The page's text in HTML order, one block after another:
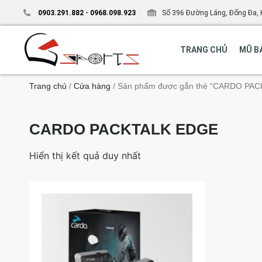
0903.291.882 - 0968.098.923 Số 396 Đường Láng, Đống Đa,
TRANG CHỦ MŨ
Trang chủ / Cửa hàng / Sản phẩm được gắn thẻ “CARDO
CARDO PACKTALK EDGE
Hiển thị kết quả duy nhất